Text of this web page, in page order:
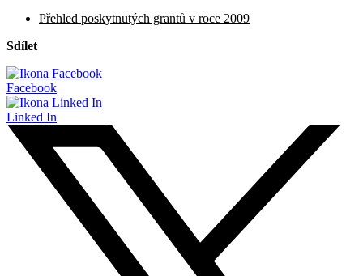
Přehled poskytnutých grantů v roce 2009
Sdílet
Facebook
Linked In